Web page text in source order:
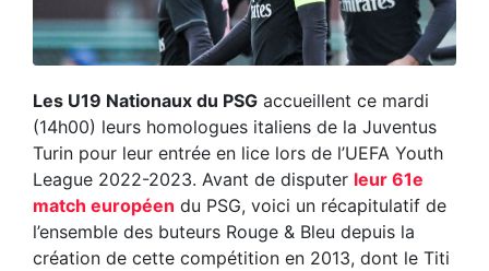
Les U19 Nationaux du PSG accueillent ce mardi
(14h00) leurs homologues italiens de la Juventus
Turin pour leur entrée en lice lors de l’UEFA Youth
League 2022-2023. Avant de disputer leur 61e
match européen du PSG, voici un récapitulatif de
l’ensemble des buteurs Rouge & Bleu depuis la
création de cette compétition en 2013, dont le Titi